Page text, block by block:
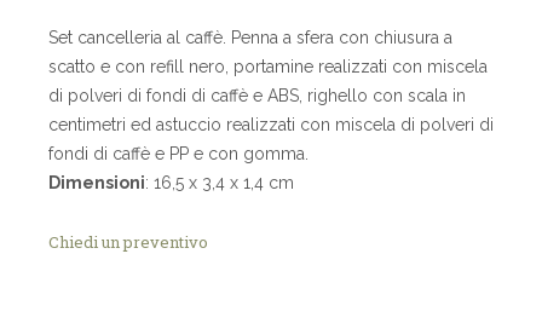
Set cancelleria al caffè. Penna a sfera con chiusura a
scatto e con refill nero, portamine realizzati con miscela
di polveri di fondi di caffè e ABS, righello con scala in
centimetri ed astuccio realizzati con miscela di polveri di
fondi di caffè e PP e con gomma.
Dimensioni: 16,5 x 3,4 x 1,4 cm
Chiedi un preventivo